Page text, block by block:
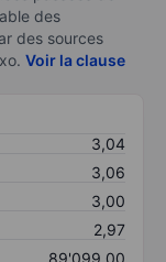
des
des sources
Voir la clause
3,04
3,06
3,00
2,97
89'099,00